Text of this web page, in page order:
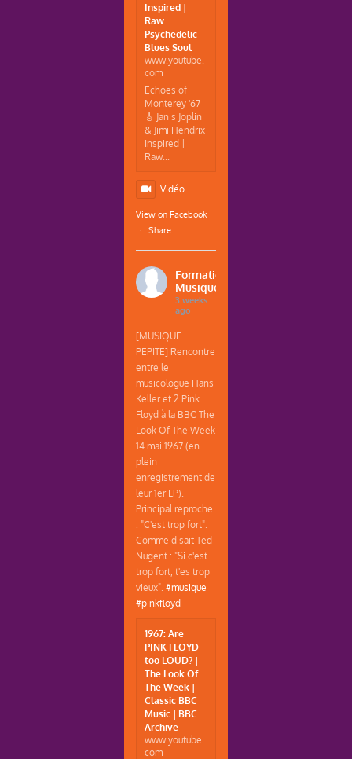
Inspired |
Raw
Psychedelic
Blues Soul
www.youtube.
com
Echoes of
Monterey '67
🎸 Janis Joplin
& Jimi Hendrix
Inspired |
Raw...
Vidéo
View on Facebook
·
Share
Formations
Musique
3 weeks
ago
[MUSIQUE
PEPITE] Rencontre
entre le
musicologue Hans
Keller et 2 Pink
Floyd à la BBC The
Look Of The Week
14 mai 1967 (en
plein
enregistrement de
leur 1er LP).
Principal reproche
: "C'est trop fort".
Comme disait Ted
Nugent : "Si c'est
trop fort, t'es trop
vieux".#musique
#pinkfloyd
1967: Are
PINK FLOYD
too LOUD? |
The Look Of
The Week |
Classic BBC
Music | BBC
Archive
www.youtube.
com